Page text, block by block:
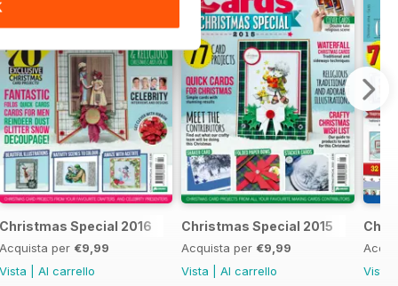
2017
Christmas Special 2016
Acquista per €9,99
Vista
Al carrello
Christmas Special 2015
Acquista per €9,99
Vista
Al carrello
Vista